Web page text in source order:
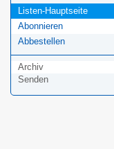
Listen-Hauptseite
Abonnieren
Abbestellen
Archiv
Senden